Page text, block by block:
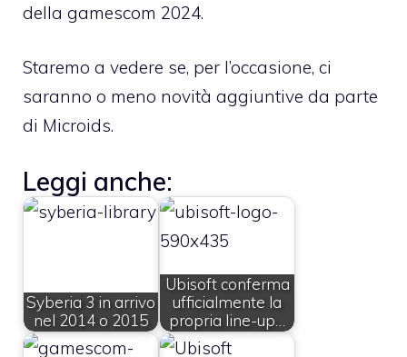
della gamescom 2024.
Staremo a vedere se, per l’occasione, ci
saranno o meno novità aggiuntive da parte
di Microids.
Leggi anche:
Syberia 3 in arrivo
nel 2014 o 2015
Ubisoft conferma
ufficialmente la
propria line-up…